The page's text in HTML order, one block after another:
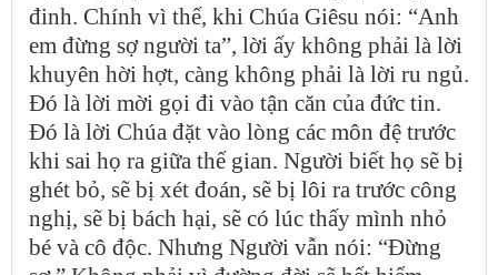
đinh. Chính vì thế, khi Chúa Giêsu nói: “Anh
em đừng sợ người ta”, lời ấy không phải là lời
khuyên hời hợt, càng không phải là lời ru ngủ.
Đó là lời mời gọi đi vào tận căn của đức tin.
Đó là lời Chúa đặt vào lòng các môn đệ trước
khi sai họ ra giữa thế gian. Người biết họ sẽ bị
ghét bỏ, sẽ bị xét đoán, sẽ bị lôi ra trước công
nghị, sẽ bị bách hại, sẽ có lúc thấy mình nhỏ
bé và cô độc. Nhưng Người vẫn nói: “Đừng